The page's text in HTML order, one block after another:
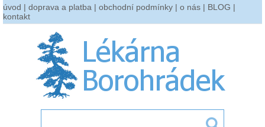
úvod | doprava a platba | obchodní podmínky | o nás | BLOG |
kontakt